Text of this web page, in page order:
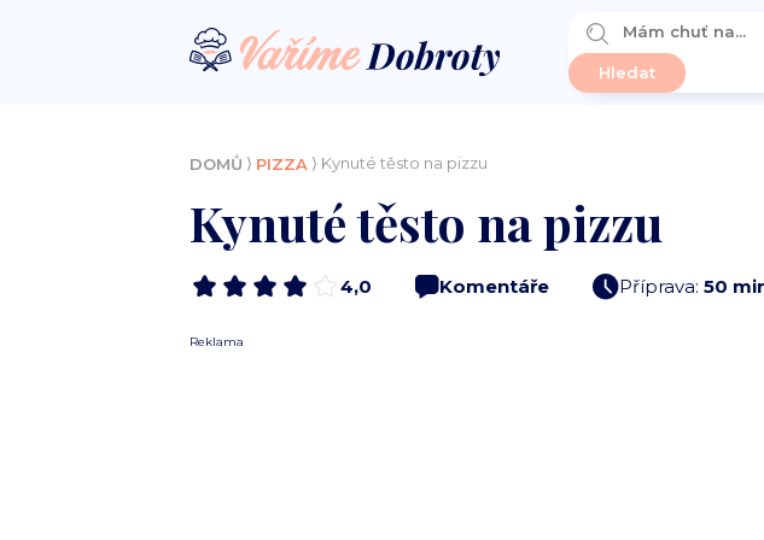
DOMŮ ⟩ PIZZA ⟩ Kynuté těsto na pizzu
Kynuté těsto na pizzu
4,0 Komentáře Příprava:50
Reklama